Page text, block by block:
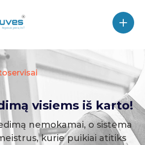
visiems iš karto!
nemokamai, o sistema
kurie puikiai atitiks